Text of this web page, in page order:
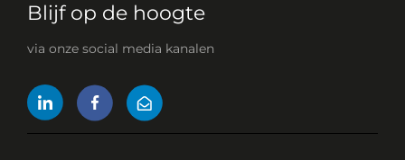
Blijf op de hoogte
via onze social media kanalen